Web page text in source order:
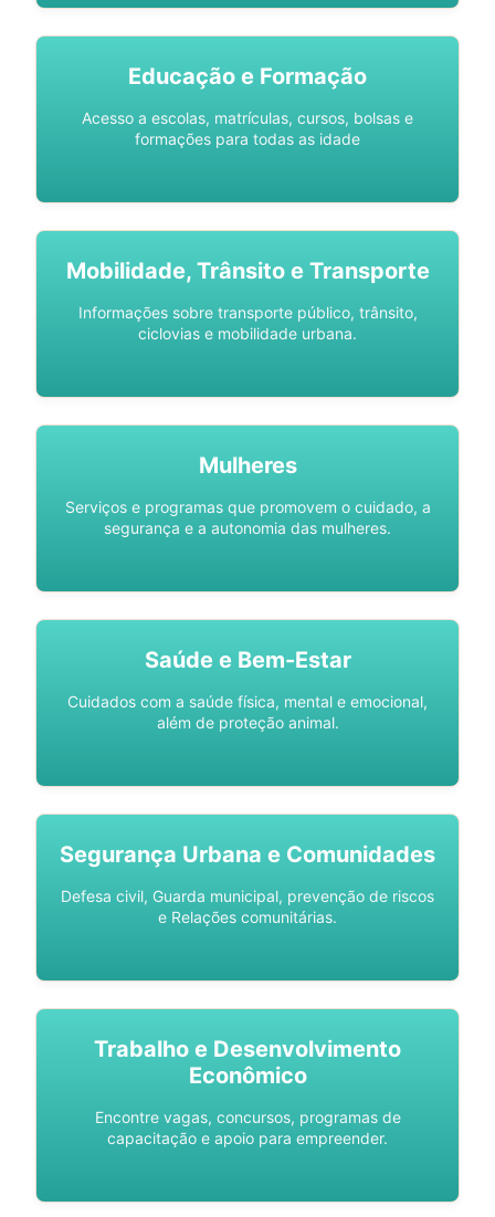
Educação e Formação
Acesso a escolas, matrículas, cursos, bolsas e
formações para todas as idade
Mobilidade, Trânsito e Transporte
Informações sobre transporte público, trânsito,
ciclovias e mobilidade urbana.
Mulheres
Serviços e programas que promovem o cuidado, a
segurança e a autonomia das mulheres.
Saúde e Bem-Estar
Cuidados com a saúde física, mental e emocional,
além de proteção animal.
Segurança Urbana e Comunidades
Defesa civil, Guarda municipal, prevenção de riscos
e Relações comunitárias.
Trabalho e Desenvolvimento
Econômico
Encontre vagas, concursos, programas de
capacitação e apoio para empreender.